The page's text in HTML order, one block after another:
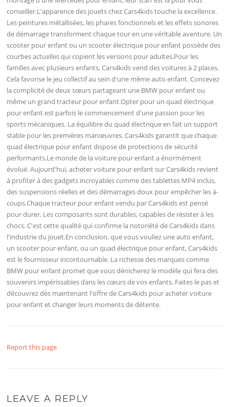
conseiller.L'apparence des jouets chez Cars4kids touche la excellence.
Les peintures métallisées, les phares fonctionnels et les effets sonores
de démarrage transforment chaque tour en une véritable aventure. Un
scooter pour enfant ou un scooter électrique pour enfant possède des
courbes actuelles qui copient les versions pour adultes.Pour les
familles avec plusieurs enfants, Cars4kids vend des voitures à 2 places.
Cela favorise le jeu collectif au sein d'une même auto enfant. Concevez
la complicité de deux sœurs partageant une BMW pour enfant ou
même un grand tracteur pour enfant.Opter pour un quad électrique
pour enfant est parfois le commencement d'une passion pour les
sports mécaniques. La équilibre du quad électrique en fait un support
stable pour les premières manœuvres. Cars4kids garantit que chaque
quad électrique pour enfant dispose de protections de sécurité
performants.Le monde de la voiture pour enfant a énormément
évolué. Aujourd'hui, acheter voiture pour enfant sur Cars4kids revient
à profiter à des gadgets incroyables comme des tablettes MP4 inclus,
des suspensions réelles et des démarrages doux pour empêcher les à-
coups.Chaque tracteur pour enfant vendu par Cars4kids est pensé
pour durer. Les composants sont durables, capables de résister à les
chocs. C'est cette qualité qui confirme la notoriété de Cars4kids dans
l'industrie du jouet.En conclusion, que vous vouliez une auto enfant,
un scooter pour enfant, ou un quad électrique pour enfant, Cars4kids
est le fournisseur incontournable. La richesse des marques comme
BMW pour enfant promet que vous dénicherez le modèle qui fera des
souvenirs impérissables dans les cœurs de vos enfants. Faites le pas et
découvrez dès maintenant l'offre de Cars4kids pour acheter voiture
pour enfant et changer leurs moments de détente.
Report this page
LEAVE A REPLY